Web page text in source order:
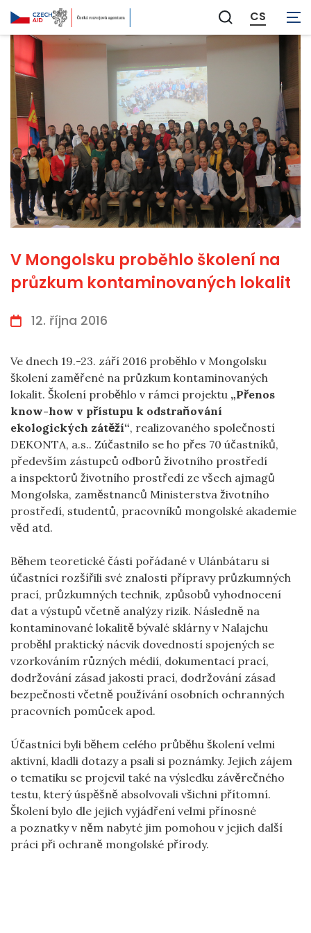
Zobrazit
vyhledávání
CS
V Mongolsku proběhlo školení na
průzkum kontaminovaných lokalit
12. října 2016
Ve dnech 19.-23. září 2016 proběhlo v Mongolsku
školení zaměřené na průzkum kontaminovaných
lokalit. Školení proběhlo v rámci projektu „Přenos
know-how v přístupu k odstraňování
ekologických zátěží“, realizovaného společností
DEKONTA, a.s.. Zúčastnilo se ho přes 70 účastníků,
především zástupců odborů životního prostředí
a inspektorů životního prostředí ze všech ajmagů
Mongolska, zaměstnanců Ministerstva životního
prostředí, studentů, pracovníků mongolské akademie
věd atd.
Během teoretické části pořádané v Ulánbátaru si
účastníci rozšířili své znalosti přípravy průzkumných
prací, průzkumných technik, způsobů vyhodnocení
dat a výstupů včetně analýzy rizik. Následně na
kontaminované lokalitě bývalé sklárny v Nalajchu
proběhl praktický nácvik dovedností spojených se
vzorkováním různých médií, dokumentací prací,
dodržování zásad jakosti prací, dodržování zásad
bezpečnosti včetně používání osobních ochranných
pracovních pomůcek apod.
Účastníci byli během celého průběhu školení velmi
aktivní, kladli dotazy a psali si poznámky. Jejich zájem
o tematiku se projevil také na výsledku závěrečného
testu, který úspěšně absolvovali všichni přítomní.
Školení bylo dle jejich vyjádření velmi přínosné
a poznatky v něm nabyté jim pomohou v jejich další
práci při ochraně mongolské přírody.